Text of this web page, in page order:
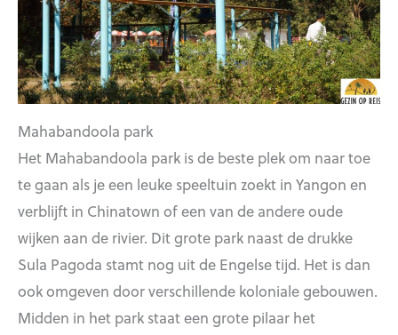
Mahabandoola park
Het Mahabandoola park is de beste plek om naar toe
te gaan als je een leuke speeltuin zoekt in Yangon en
verblijft in Chinatown of een van de andere oude
wijken aan de rivier. Dit grote park naast de drukke
Sula Pagoda stamt nog uit de Engelse tijd. Het is dan
ook omgeven door verschillende koloniale gebouwen.
Midden in het park staat een grote pilaar het